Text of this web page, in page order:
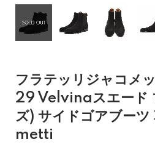
フラテッリジャコメ
29 Velvinaスエード
ズ) サイドゴアブー
metti